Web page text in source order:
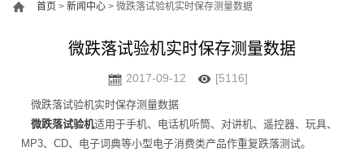
首页 >新闻中心 > 微跌落试验机实时保存测量数据
微跌落试验机实时保存测量数据
2017-09-12 [5116]
微跌落试验机实时保存测量数据
微跌落试验机适用于手机、电话机听筒、对讲机、遥控器、玩具、
MP3、CD、电子词典等小型电子消费类产品作重复跌落测试。